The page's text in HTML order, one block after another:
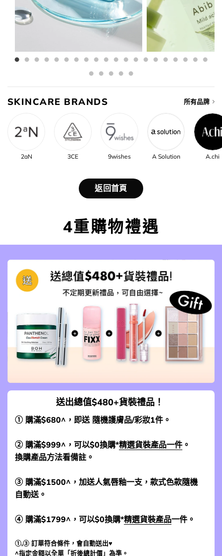
SKINCARE BRANDS 所有品牌
2aN 3CE 9wishes A Solution A.chi
返回首頁
4重購物禮遇
送出總值$480+貨裝禮品！
① 購滿$680^，即送 隨機護膚品/彩妝1件。
② 購滿$999^，可以$0換購*精選貨裝產品一件 。
換購產品方法看備註。
③ 購滿$1500^，加送人氣唇釉一支，款式色款隨機
自動送。
④ 購滿$1799^，可以$0換購*精選貨裝產品一件。
①,③ 訂單符合條件，會自動送出♥
^指定金額以全單「折後總計價」為準。